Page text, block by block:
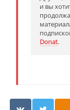
и вы
Donat.